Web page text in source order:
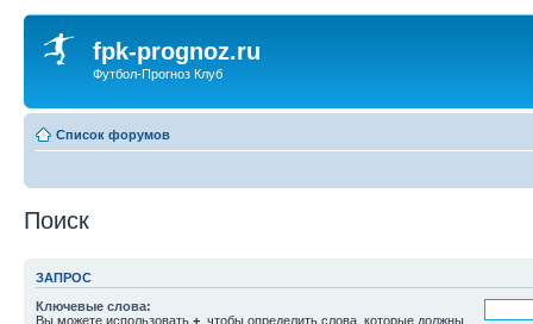
fpk-prognoz.ru
Футбол-Прогноз Клуб
Список форумов
Поиск
ЗАПРОС
Ключевые слова:
Вы можете использовать + , чтобы определить слова, которые должны